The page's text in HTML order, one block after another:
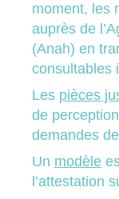
moment, les
auprès de
(Anah) en
consultables
Les pièces
de
demandes
Un modèle
l’attestation